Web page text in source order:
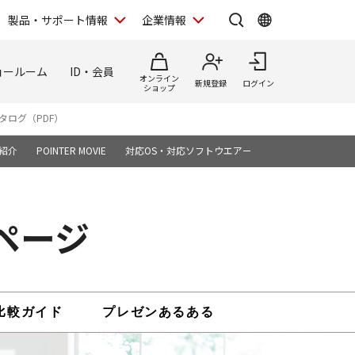
製品・サポート情報 企業情報
ルーム ID・会員
オンライン
ショップ
新規登録 ログイン
ログ（PDF）
介 POINTER MOVIE 対応OS・対応ソフトウエア一覧
ージ
較ガイド プレゼンあるある